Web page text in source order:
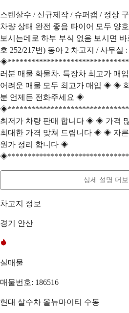
스텐살수 / 신규제작 / 슈퍼캡 / 정상
차량 상태 완전 좋음 타이어 모두 양
보시는데로 하부 부식 없음 보시면
호 252/217번) 동아 2 차고지 / 사무실 :
러분 매물 화물차. 특장차 최고가 매
어려운 매물 모두 최고가 매입 ◈ ◈
분 언제든 전화주세요 ◈
최저가 차량 판매 합니다 ◈ ◈ 가격
최대한 가격 맞쳐 드립니다 ◈ ◈ 자른
원가 정리 합니다 ◈
상세 설명 더보
차고지 정보
경기 안산
실매물
매물번호: 186516
현대 살수차 올뉴마이티 수동